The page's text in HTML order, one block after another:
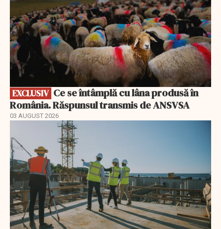
EXCLUSIV
România. Răspunsul transmis de ANSVSA
03 AUGUST 2026